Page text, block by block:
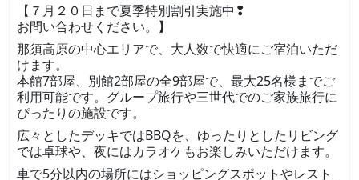
【７月２０日まで夏季特別割引実施中❢
お問い合わせください。】
那須高原の中心エリアで、大人数で快適にご宿泊いただ
けます。
本館7部屋、別館2部屋の全9部屋で、最大25名様までご
利用可能です。グループ旅行や三世代でのご家族旅行に
ぴったりの施設です。
広々としたデッキではBBQを、ゆったりとしたリビング
では卓球や、夜にはカラオケもお楽しみいただけます。
車で5分以内の場所にはショッピングスポットやレスト